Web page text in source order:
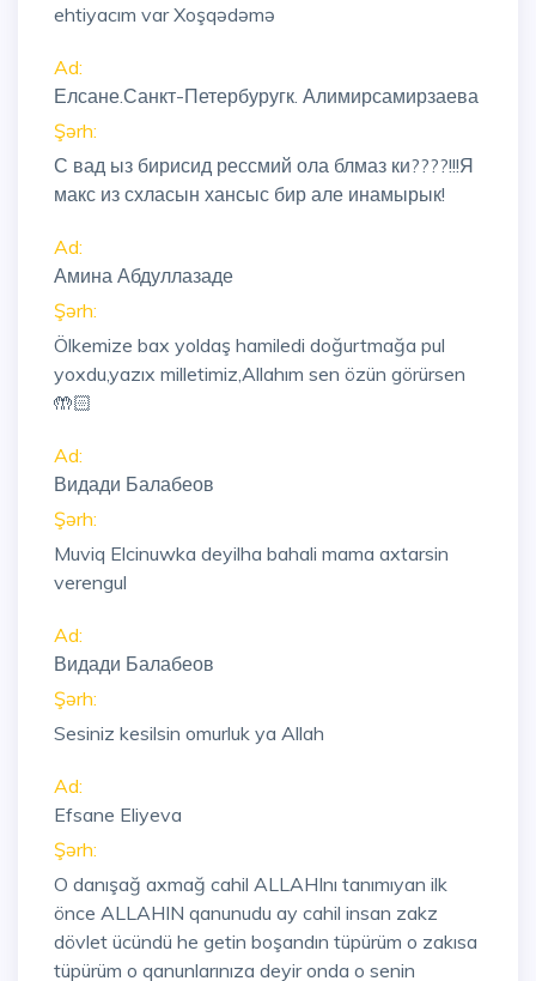
ehtiyacım var Xoşqədəmə
Ad:
Елсане.Санкт-Петербуругк. Алимирсамирзаева
Şərh:
С вад ыз бирисид рессмий ола блмаз ки????!!!Я
макс из схласын хансыс бир але инамырык!
Ad:
Амина Абдуллазаде
Şərh:
Ölkemize bax yoldaş hamiledi doğurtmağa pul
yoxdu,yazıx milletimiz,Allahım sen özün görürsen
🤲🏻
Ad:
Видади Балабеов
Şərh:
Muviq Elcinuwka deyilha bahali mama axtarsin
verengul
Ad:
Видади Балабеов
Şərh:
Sesiniz kesilsin omurluk ya Allah
Ad:
Efsane Eliyeva
Şərh:
O danışağ axmağ cahil ALLAHInı tanımıyan ilk
önce ALLAHIN qanunudu ay cahil insan zakz
dövlet ücündü he getin boşandın tüpürüm o zakısa
tüpürüm o qanunlarınıza deyir onda o senin